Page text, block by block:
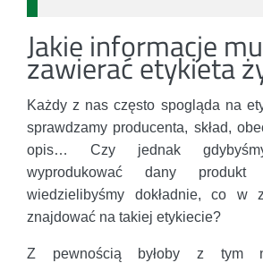
Jakie informacje
zawierać etykieta
Każdy z nas często spogląda na
sprawdzamy producenta, skład,
opis… Czy jednak
wyprodukować dany produkt
wiedzielibyśmy dokładnie, co w
znajdować na takiej etykiecie?
Z pewnością byłoby z tym